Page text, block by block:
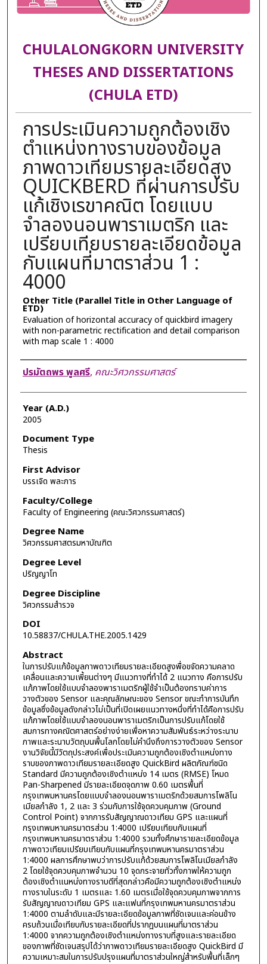
CHULALONGKORN UNIVERSITY
THESES AND DISSERTATIONS
(CHULA ETD)
การประเมินความถูกต้องเชิง
ตำแหน่งทางราบของข้อมูล
ภาพดาวเทียมรายละเอียดสูง
QUICKBERD ที่ผ่านการปรับ
แก้เชิงเรขาคณิต โดยแบบ
จำลองนอนพาราเมตริก และ
เปรียบเทียบรายละเอียดข้อมูล
กับแผนที่มาตราส่วน 1 :
4000
Other Title (Parallel Title in Other Language of
ETD)
Evaluation of horizontal accuracy of quickbird imagery
with non-parametric rectification and detail comparison
with map scale 1 : 4000
Author
ปรมัตถพร พูลศรี, คณะวิศวกรรมศาสตร์
Year (A.D.)
2005
Document Type
Thesis
First Advisor
บรรเจิด พละการ
Faculty/College
Faculty of Engineering (คณะวิศวกรรมศาสตร์)
Degree Name
วิศวกรรมศาสตรมหาบัณฑิต
Degree Level
ปริญญาโท
Degree Discipline
วิศวกรรมสำรวจ
DOI
10.58837/CHULA.THE.2005.1429
Abstract
ในการปรับแก้ข้อมูลภาพดาวเทียมรายละเอียดสูงพื่อขจัดความคลาด
เคลื่อนและความเพี้ยนต่างๆ มีแนวทางที่ทำได้ 2 แนวทาง คือการปรับ
แก้ภาพโดยใช้แบบจำลองพาราเมตริกผู้ใช้จำเป็นต้องทราบค่าการ
วางตัวของ Sensor และคุณลักษณะของ Sensor ขณะทำการบันทึก
ข้อมูลซึ่งข้อมูลดังกล่าวไม่เป็นที่เปิดเผยแนวทางหนึ่งที่ทำได้คือการปรับ
แก้ภาพโดยใช้แบบจำลองนอนพาราเมตริกเป็นการปรับแก้โดยใช้
สมการทางคณิตศาสตร์อย่างง่ายเพื่อหาความสัมพันธ์ระหว่างระนาบ
ภาพและระนาบวัตถุบนพื้นโลกโดยไม่คำนึงถึงการวางตัวของ Sensor
งานวิจัยนี้มีวัตถุประสงค์เพื่อประเมินความถูกต้องเชิงตำแหน่งทาง
ราบของภาพดาวเทียมรายละเอียดสูง QuickBird ผลิตภัณฑ์ชนิด
Standard มีความถูกต้องเชิงตำแหน่ง 14 เมตร (RMSE) โหมด
Pan-Sharpened มีรายละเอียดจุดภาพ 0.60 เมตรพื้นที่
กรุงเทพมหานครโดยแบบจำลองนอนพาราเมตริกด้วยสมการโพลิโน
เมียลกำลัง 1, 2 และ 3 ร่วมกับการใช้จุดควบคุมภาพ (Ground
Control Point) จากการรับสัญญาณดาวเทียม GPS และแผนที่
กรุงเทพมหานครมาตรส่วน 1:4000 เปรียบเทียบกับแผนที่
กรุงเทพมหานครมาตราส่วน 1:4000 รวมทั้งศึกษารายละเอียดข้อมูล
ภาพดาวเทียมเปรียบเทียบกับแผนที่กรุงเทพมหานครมาตราส่วน
1:4000 ผลการศึกษาพบว่าการปรับแก้ด้วยสมการโพลิโนเมียลกำลัง
2 โดยใช้จุดควบคุมภาพจำนวน 10 จุดกระจายทั่วทั้งภาพให้ความถูก
ต้องเชิงตำแนหน่งทางราบดีที่สุดกล่าวคือมีความถูกต้องเชิงตำแหน่ง
ทางราบในระดับ 1 เมตรและ 1.60 เมตรเมื่อใช้จุดควบคุมภาพจากการ
รับสัญญาณดาวเทียม GPS และแฟนที่กรุงเทพมหานครมาตราส่วน
1:4000 ตามลำดับและมีรายละเอียดข้อมูลภาพที่ชัดเจนและค่อนข้าง
ครบถ้วนเมื่อเทียบกับรายละเอียดที่ปรากฎบนแผนที่มาตราส่วน
1:4000 จากความถูกต้องเชิงตำแหน่งทางราบที่สูงและรายละเอียด
ของภาพที่ชัดเจนสรุปได้ว่าภาพดาวเทียมรายละเอียดสูง QuickBird มี
ความเหมาะสมในการปรับปรุงแผนที่มาตราส่วนใหญ่สำหรับพื้นที่เล็กๆ